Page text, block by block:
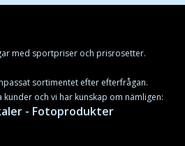
med sportpriser och prisrosetter.
sortimentet efter efterfrågan.
och vi har kunskap om nämligen:
- Fotoprodukter